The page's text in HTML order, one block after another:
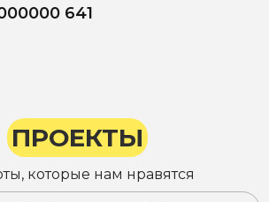
641
ПРОЕКТЫ
которые нам нравятся